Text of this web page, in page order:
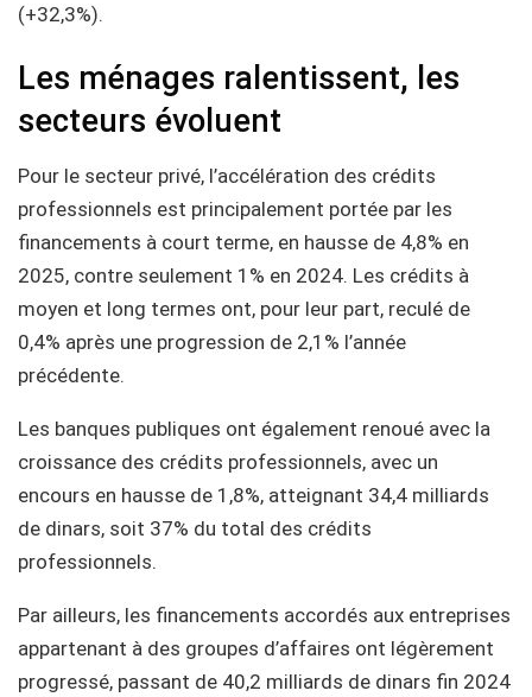
(+32,3%).
Les ménages ralentissent, les
secteurs évoluent
Pour le secteur privé, l’accélération des crédits
professionnels est principalement portée par les
financements à court terme, en hausse de 4,8% en
2025, contre seulement 1% en 2024. Les crédits à
moyen et long termes ont, pour leur part, reculé de
0,4% après une progression de 2,1% l’année
précédente.
Les banques publiques ont également renoué avec la
croissance des crédits professionnels, avec un
encours en hausse de 1,8%, atteignant 34,4 milliards
de dinars, soit 37% du total des crédits
professionnels.
Par ailleurs, les financements accordés aux entreprises
appartenant à des groupes d’affaires ont légèrement
progressé, passant de 40,2 milliards de dinars fin 2024